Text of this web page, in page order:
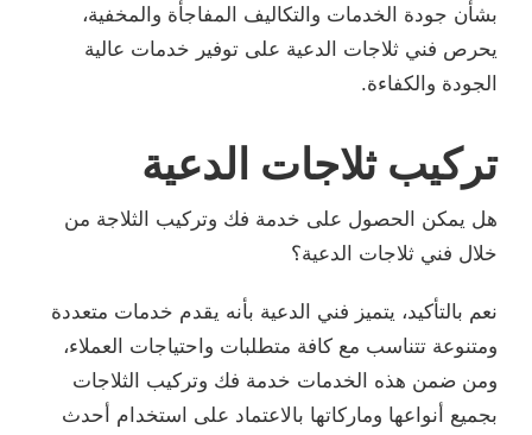
بشأن جودة الخدمات والتكاليف المفاجأة والمخفية،
يحرص فني ثلاجات الدعية على توفير خدمات عالية
الجودة والكفاءة.
تركيب ثلاجات الدعية
هل يمكن الحصول على خدمة فك وتركيب الثلاجة من
خلال فني ثلاجات الدعية؟
نعم بالتأكيد، يتميز فني الدعية بأنه يقدم خدمات متعددة
ومتنوعة تتناسب مع كافة متطلبات واحتياجات العملاء،
ومن ضمن هذه الخدمات خدمة فك وتركيب الثلاجات
بجميع أنواعها وماركاتها بالاعتماد على استخدام أحدث